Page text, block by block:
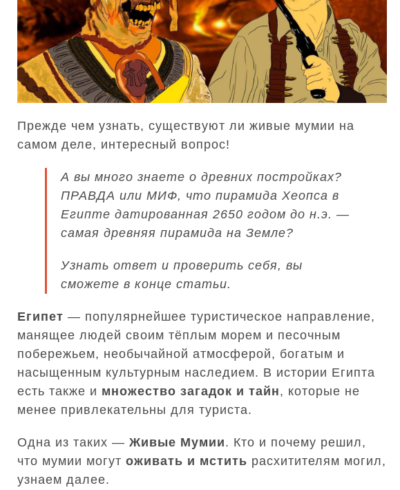
Прежде чем узнать, существуют ли живые мумии на
самом деле, интересный вопрос!
А вы много знаете о древних постройках?
ПРАВДА или МИФ, что пирамида Хеопса в
Египте датированная 2650 годом до н.э. —
самая древняя пирамида на Земле?
Узнать ответ и проверить себя, вы
сможете в конце статьи.
Египет — популярнейшее туристическое направление,
манящее людей своим тёплым морем и песочным
побережьем, необычайной атмосферой, богатым и
насыщенным культурным наследием. В истории Египта
есть также и множество загадок и тайн, которые не
менее привлекательны для туриста.
Одна из таких — Живые Мумии. Кто и почему решил,
что мумии могут оживать и мстить расхитителям могил,
узнаем далее.